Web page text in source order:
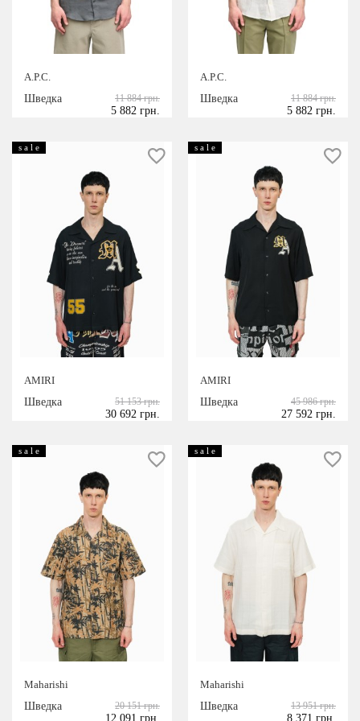
A.P.C.
Шведка
11 884 грн.
5 882 грн.
A.P.C.
Шведка
11 884 грн.
5 882 грн.
s a l e
AMIRI
Шведка
51 153 грн.
30 692 грн.
s a l e
AMIRI
Шведка
45 986 грн.
27 592 грн.
s a l e
Maharishi
Шведка
20 151 грн.
12 091 грн.
s a l e
Maharishi
Шведка
13 951 грн.
8 371 грн.